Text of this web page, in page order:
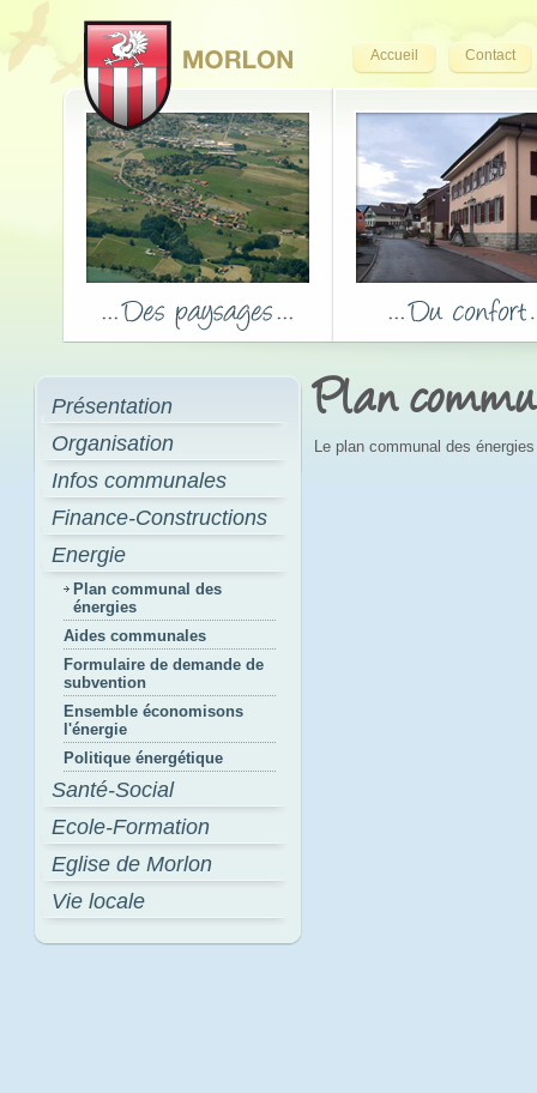
Accueil Contact
Présentation
Organisation
Infos communales
Finance-Constructions
Energie
Plan communal des
énergies
Aides communales
Formulaire de demande de
subvention
Ensemble économisons
l'énergie
Politique énergétique
Santé-Social
Ecole-Formation
Eglise de Morlon
Vie locale
Plan
Le plan communal des